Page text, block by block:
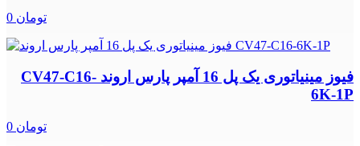
0 تومان
فیوز مینیاتوری یک پل 16 آمپر پارس اروند CV47-C16-
6K-1P
0 تومان